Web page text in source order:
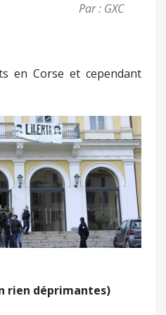
Par : GXC
en Corse et cependant
rien déprimantes)